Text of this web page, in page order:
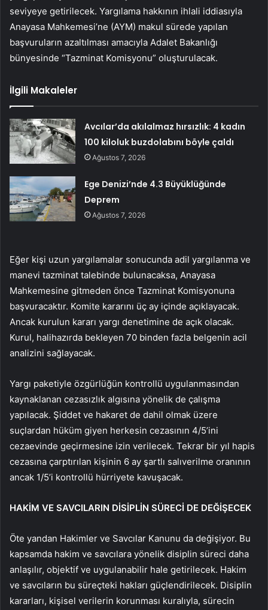
seviyeye getirilecek. Yargılama hakkının ihlali iddiasıyla
Anayasa Mahkemesi’ne (AYM) makul sürede yapılan
başvuruların azaltılması amacıyla Adalet Bakanlığı
bünyesinde “Tazminat Komisyonu” oluşturulacak.
İlgili Makaleler
Avcılar’da akılalmaz hırsızlık: 4 kadın
100 kiloluk buzdolabını böyle çaldı
Ağustos 7, 2026
Ege Denizi’nde 4.3 Büyüklüğünde
Deprem
Ağustos 7, 2026
Eğer kişi uzun yargılamalar sonucunda adil yargılanma ve
manevi tazminat talebinde bulunacaksa, Anayasa
Mahkemesine gitmeden önce Tazminat Komisyonuna
başvuracaktır. Komite kararını üç ay içinde açıklayacak.
Ancak kurulun kararı yargı denetimine de açık olacak.
Kurul, halihazırda bekleyen 70 binden fazla belgenin acil
analizini sağlayacak.
Yargı paketiyle özgürlüğün kontrollü uygulanmasından
kaynaklanan cezasızlık algısına yönelik de çalışma
yapılacak. Şiddet ve hakaret de dahil olmak üzere
suçlardan hüküm giyen herkesin cezasının 4/5’ini
cezaevinde geçirmesine izin verilecek. Tekrar bir yıl hapis
cezasına çarptırılan kişinin 6 ay şartlı salıverilme oranının
ancak 1/5’i kontrollü hürriyete kavuşacak.
HAKİM VE SAVCILARIN DİSİPLİN SÜRECİ DE DEĞİŞECEK
Öte yandan Hakimler ve Savcılar Kanunu da değişiyor. Bu
kapsamda hakim ve savcılara yönelik disiplin süreci daha
anlaşılır, objektif ve uygulanabilir hale getirilecek. Hakim
ve savcıların bu süreçteki hakları güçlendirilecek. Disiplin
kararları, kişisel verilerin korunması kuralıyla, sürecin